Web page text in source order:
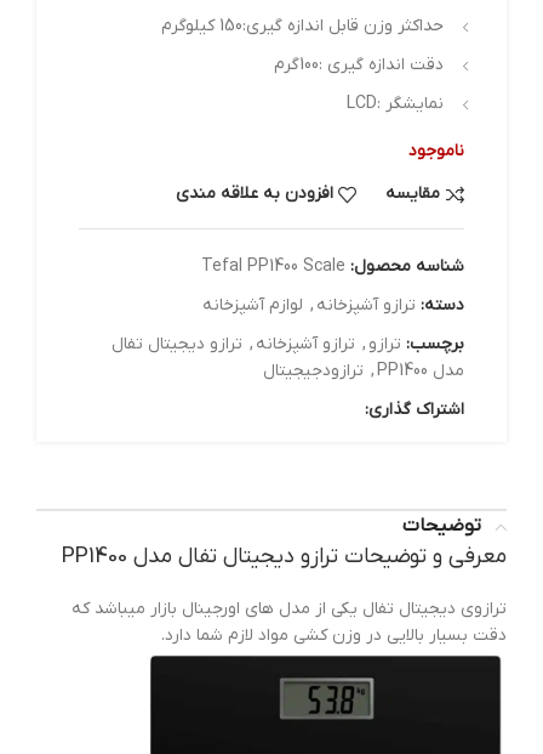
حداکثر وزن قابل اندازه گیری:150 کیلوگرم
دقت اندازه گیری :100گرم
نمایشگر :LCD
ناموجود
مقایسه
افزودن به علاقه مندی
شناسه محصول: Tefal PP1400 Scale
دسته: ترازو آشپزخانه , لوازم آشپزخانه
برچسب: ترازو , ترازو آشپزخانه , ترازو دیجیتال تفال
مدل PP1400
, ترازودجیجیتال
اشتراک گذاری:
توضیحات
معرفی و توضیحات ترازو دیجیتال تفال مدل PP1400
ترازوی دیجیتال تفال یکی از مدل های اورجینال بازار میباشد که
دقت بسیار بالایی در وزن کشی مواد لازم شما دارد.